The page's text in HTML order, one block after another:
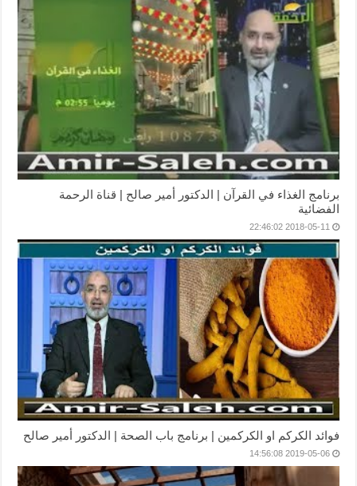
برنامج الغذاء في القرآن | الدكتور أمير صالح | قناة الرحمة
الفضائية
2018-05-11 22:46:02
فوائد الكركم او الكركمين | برنامج باب الصحة | الدكتور أمير صالح
2019-05-06 14:56:08